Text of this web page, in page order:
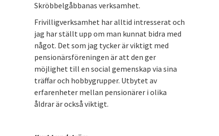
Skröbbelgåbbanas verksamhet.
Frivilligverksamhet har alltid intresserat och
jag har ställt upp om man kunnat bidra med
något. Det som jag tycker är viktigt med
pensionärsföreningen är att den ger
möjlighet till en social gemenskap via sina
träffar och hobbygrupper. Utbytet av
erfarenheter mellan pensionärer i olika
åldrar är också viktigt.